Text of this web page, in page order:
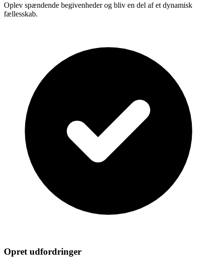
Oplev spændende begivenheder og bliv en del af et dynamisk
fællesskab.
Opret udfordringer